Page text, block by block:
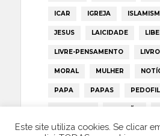
ICAR IGREJA
JESUS LAICIDADE
LIVRE-PENSAMENTO LIVRO
MORAL MULHER
PAPA PAPAS
PORTUGAL RELIGIÃO
TRUMP VATICANO
Este site utiliza cookies. Se clicar